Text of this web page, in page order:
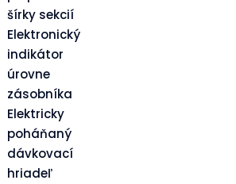
šírky sekcií
Elektronický
indikátor
úrovne
zásobníka
Elektricky
poháňaný
dávkovací
hriadeľ